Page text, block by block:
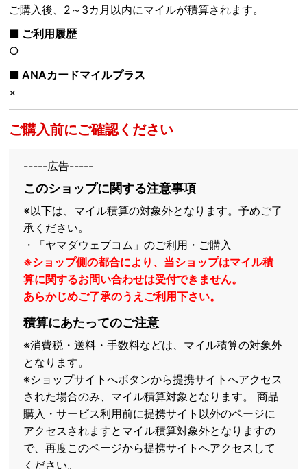
ご購入後、2～3カ月以内にマイルが積算されます。
■ ご利用履歴
○
■ ANAカードマイルプラス
×
ご購入前にご確認ください
-----広告-----
このショップに関する注意事項
※以下は、マイル積算の対象外となります。予めご了
承ください。
・「ヤマダウェブコム」のご利用・ご購入
※ショップ側の都合により、当ショップはマイル積
算に関するお問い合わせは受付できません。
あらかじめご了承のうえご利用下さい。
積算にあたってのご注意
※消費税・送料・手数料などは、マイル積算の対象外
となります。
※ショップサイトへボタンから提携サイトへアクセス
された場合のみ、マイル積算対象となります。 商品
購入・サービス利用前に提携サイト以外のページに
アクセスされますとマイル積算対象外となりますの
で、再度このページから提携サイトへアクセスして
ください。